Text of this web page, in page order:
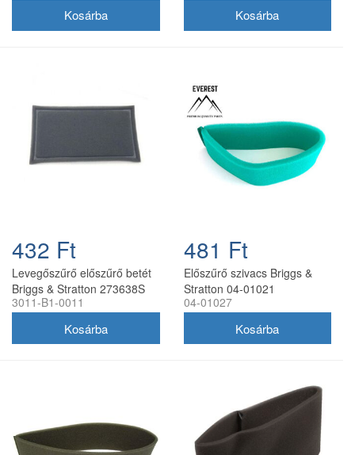
432 Ft
Levegőszűrő előszűrő betét
Briggs & Stratton 273638S
3011-B1-0011
481 Ft
Előszűrő szivacs Briggs &
Stratton 04-01021
levegőszűrőhöz 04-01027
04-01027